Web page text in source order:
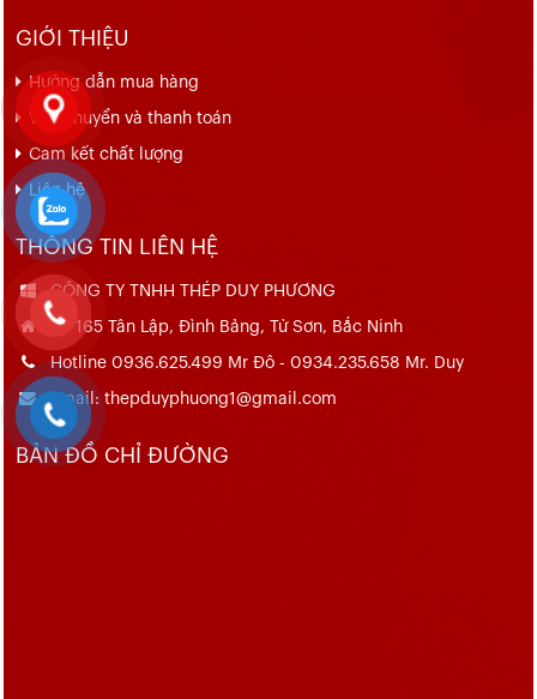
GIỚI THIỆU
Hướng dẫn mua hàng
Vận chuyển và thanh toán
Cam kết chất lượng
Liên hệ
THÔNG TIN LIÊN HỆ
CÔNG TY TNHH THÉP DUY PHƯƠNG
Số 165 Tân Lập, Đình Bảng, Từ Sơn, Bắc Ninh
Hotline 0936.625.499 Mr Đô - 0934.235.658 Mr. Duy
Email: thepduyphuong1@gmail.com
BẢN ĐỒ CHỈ ĐƯỜNG